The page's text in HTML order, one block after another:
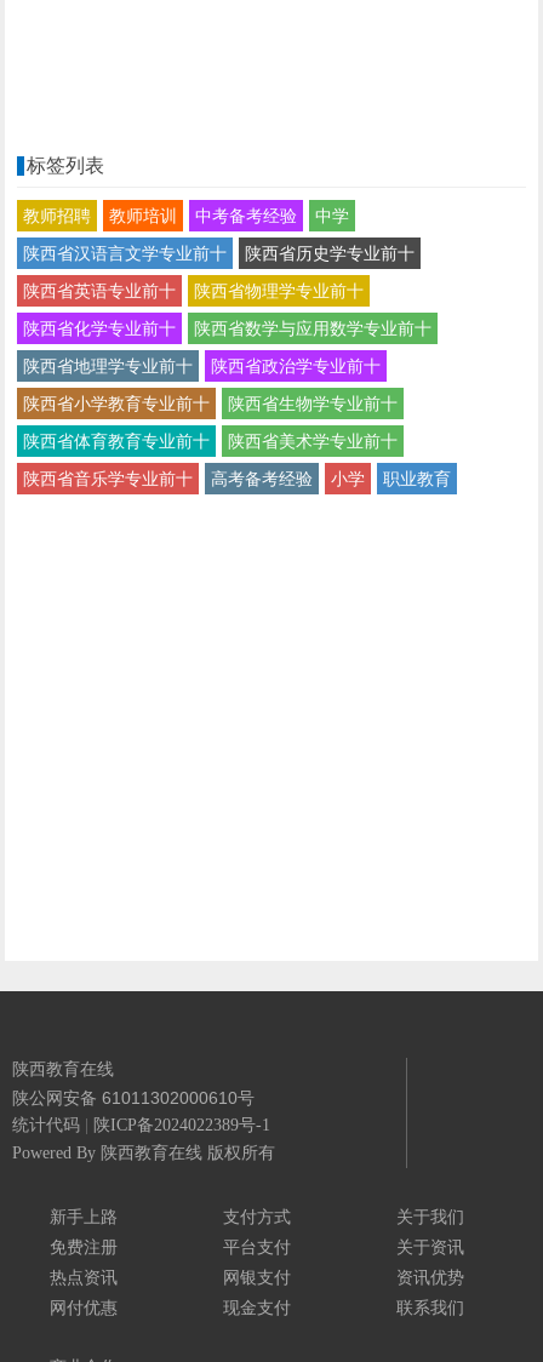
标签列表
教师招聘 教师培训 中考备考经验
中学
陕西省汉语言文学专业前十
陕西省历史学专业前十
陕西省英语专业前十
陕西省物理学专业前十
陕西省化学专业前十
陕西省数学与应用数学专业前十
陕西省地理学专业前十
陕西省政治学专业前十
陕西省小学教育专业前十
陕西省生物学专业前十
陕西省体育教育专业前十
陕西省美术学专业前十
陕西省音乐学专业前十
高考备考经验 小学 职业教育
陕西教育在线
陕公网安备 61011302000610号
统计代码
陕ICP备2024022389号-1
Powered By 陕西教育在线 版权所有
新手上路
免费注册
热点资讯
网付优惠
支付方式
平台支付
网银支付
现金支付
关于我们
关于资讯
资讯优势
联系我们